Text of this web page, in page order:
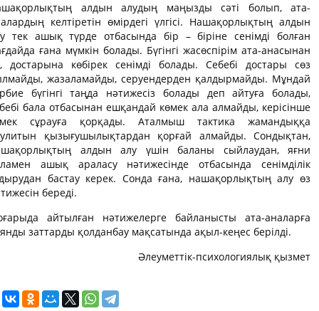
алдын алудың маңызды сәті болып, ата-
келтіретін өмірдегі үлгісі. Нашақорлықтың алдын
тек ашық түрде отбасында бір – біріне сенімді болған
ғана мүмкін болады. Бүгінгі жасөспірім ата-анасынан
достарына көбірек сенімді болады. Себебі достары сөз
жазаламайды, серуендерден қалдырмайды. Мұндай
бүгінгі таңда нәтижесіз болады деп айтуға болады,
бала отбасынан ешқандай көмек ала алмайды, керісінше
сұрауға қорқады. Аталмыш тактика жамандыққа
қызығушылықтардан қорғай алмайды. Сондықтан,
алдын алу үшін баланы сыйлаудан, яғни
ашық араласу нәтижесінде отбасында сенімділік
бастау керек. Сонда ғана, нашақорлықтың алу өз
береді.
айтылған нәтижелерге байланысты ата-аналарға
заттарды қолданбау мақсатында ақыл-кеңес берілді.
Әлеуметтік-психологиялық қызмет